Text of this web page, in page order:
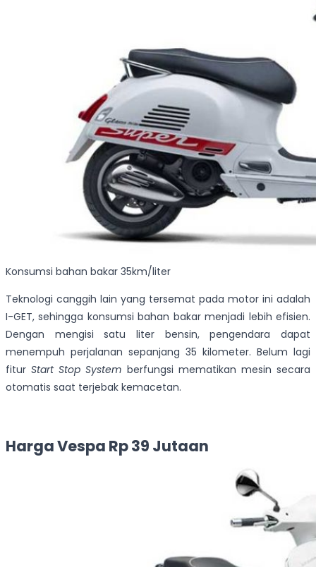
Konsumsi bahan bakar 35km/liter
Teknologi canggih lain yang tersemat pada motor ini adalah
I-GET, sehingga konsumsi bahan bakar menjadi lebih efisien.
Dengan mengisi satu liter bensin, pengendara dapat
menempuh perjalanan sepanjang 35 kilometer. Belum lagi
fiturStart Stop System berfungsi mematikan mesin secara
otomatis saat terjebak kemacetan.
Harga Vespa Rp 39 Jutaan